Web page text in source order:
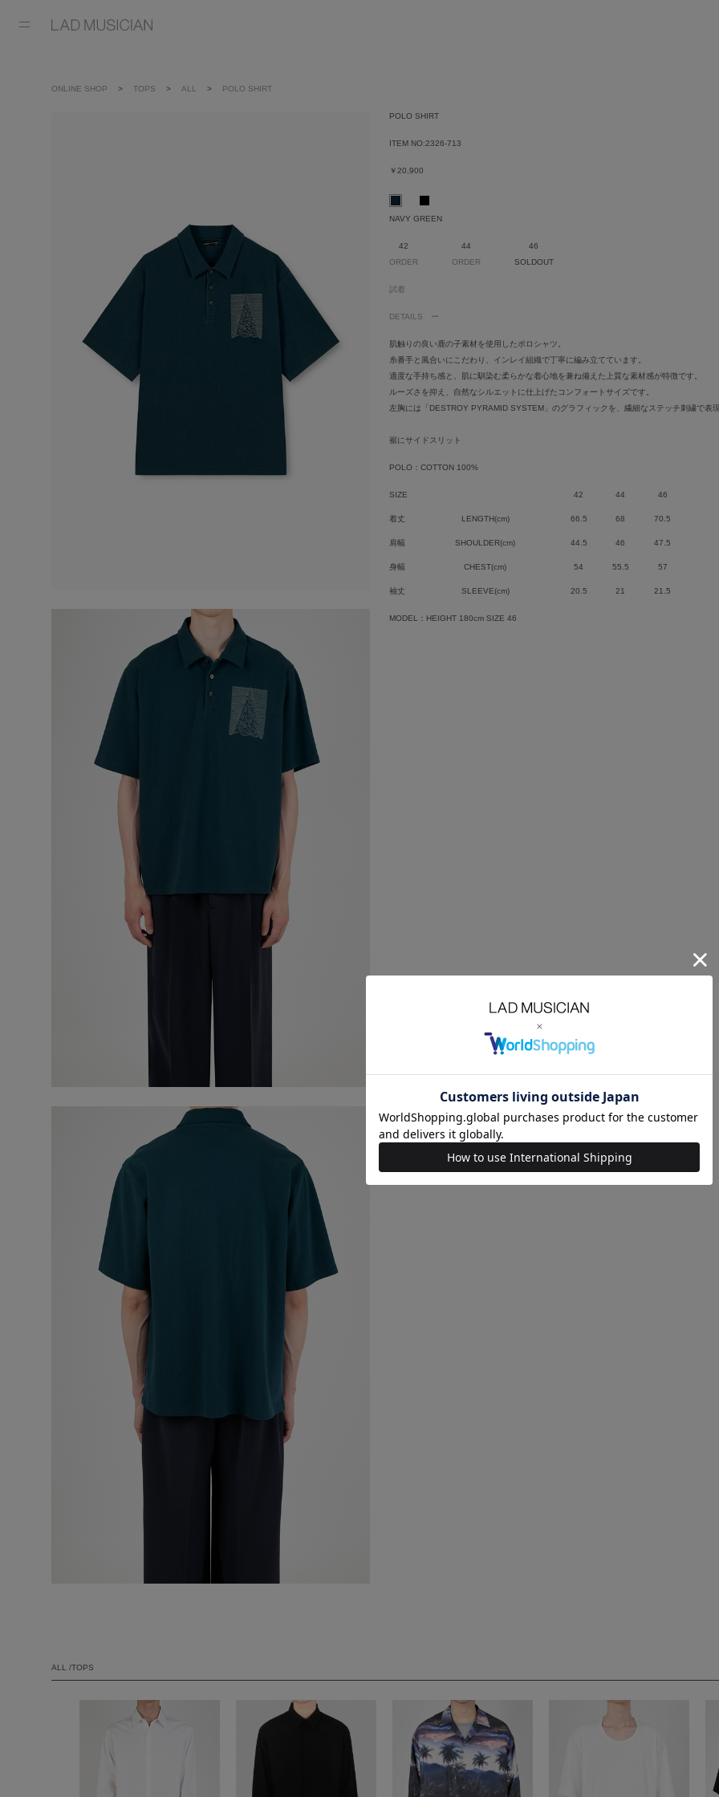
ONLINE SHOP TOPS ALL POLO SHIRT
POLO SHIRT
ITEM NO:2326-713
￥20,900
NAVY GREEN
42
ORDER
44
ORDER
46
SOLDOUT
試着
DETAILS
肌触りの良い鹿の子素材を使用したポロシャツ。
糸番手と風合いにこだわり、インレイ組織で丁寧に編み立てています。
適度な手持ち感と、肌に馴染む柔らかな着心地を兼ね備えた上質な素材感が特徴です。
ルーズさを抑え、自然なシルエットに仕上げたコンフォートサイズです。
左胸には「DESTROY PYRAMID SYSTEM」のグラフィックを、繊細なステッチ刺繍で表現
裾にサイドスリット
POLO：COTTON 100%
SIZE 42 44 46
着丈 LENGTH(cm) 66.5 68 70.5
肩幅 SHOULDER(cm) 44.5 46 47.5
身幅 CHEST(cm) 54 55.5 57
袖丈 SLEEVE(cm) 20.5 21 21.5
MODEL：HEIGHT 180cm SIZE 46
ALL /TOPS